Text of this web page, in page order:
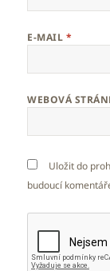
E-MAIL *
WEBOVÁ
Uložit do
budoucí